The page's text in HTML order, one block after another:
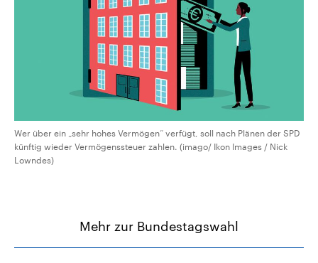
Wer über ein „sehr hohes Vermögen“ verfügt, soll nach Plänen der SPD
künftig wieder Vermögenssteuer zahlen. (imago/ Ikon Images / Nick
Lowndes)
Mehr zur Bundestagswahl